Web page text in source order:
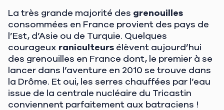
La très grande majorité des grenouilles
consommées en France provient des pays de
l’Est, d’Asie ou de Turquie. Quelques
courageux raniculteurs élèvent aujourd’hui
des grenouilles en France dont, le premier à se
lancer dans l’aventure en 2010 se trouve dans
la Drôme. Et oui, les serres chauffées par l’eau
issue de la centrale nucléaire du Tricastin
conviennent parfaitement aux batraciens !